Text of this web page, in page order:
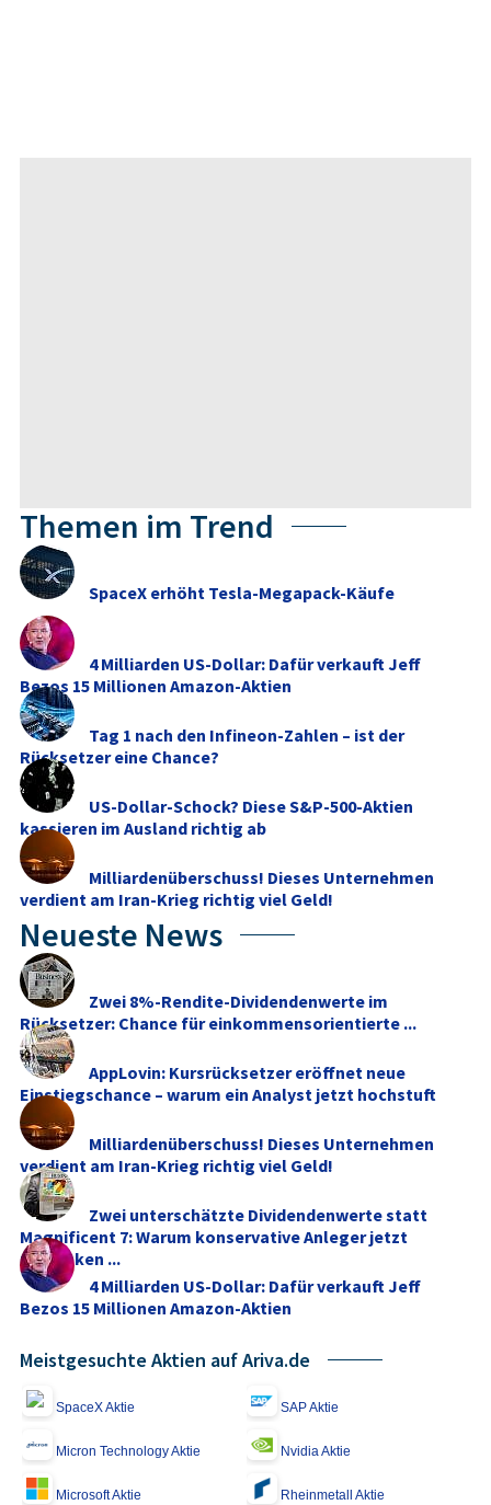
Themen im Trend
SpaceX erhöht Tesla-Megapack-Käufe
4 Milliarden US-Dollar: Dafür verkauft Jeff
Bezos 15 Millionen Amazon-Aktien
Tag 1 nach den Infineon-Zahlen – ist der
Rücksetzer eine Chance?
US-Dollar-Schock? Diese S&P-500-Aktien
kassieren im Ausland richtig ab
Milliardenüberschuss! Dieses Unternehmen
verdient am Iran-Krieg richtig viel Geld!
Neueste News
Zwei 8%-Rendite-Dividendenwerte im
Rücksetzer: Chance für einkommensorientierte ...
AppLovin: Kursrücksetzer eröffnet neue
Einstiegschance – warum ein Analyst jetzt hochstuft
Milliardenüberschuss! Dieses Unternehmen
verdient am Iran-Krieg richtig viel Geld!
Zwei unterschätzte Dividendenwerte statt
Magnificent 7: Warum konservative Anleger jetzt
umdenken ...
4 Milliarden US-Dollar: Dafür verkauft Jeff
Bezos 15 Millionen Amazon-Aktien
Meistgesuchte Aktien auf Ariva.de
SpaceX Aktie SAP Aktie
Micron Technology Aktie Nvidia Aktie
Microsoft Aktie Rheinmetall Aktie